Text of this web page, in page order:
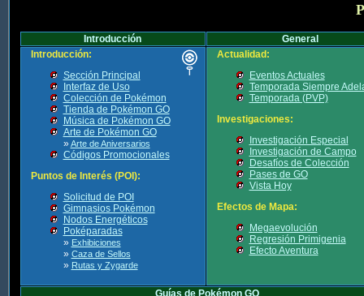
Introducción
General
Introducción:
Sección Principal
Interfaz de Uso
Colección de Pokémon
Tienda de Pokémon GO
Música de Pokémon GO
Arte de Pokémon GO
» Arte de Aniversarios
Códigos Promocionales
Puntos de Interés (POI):
Solicitud de POI
Gimnasios Pokémon
Nodos Energéticos
Poképaradas
» Exhibiciones
» Caza de Sellos
» Rutas y Zygarde
Actualidad:
Eventos Actuales
Temporada Siempre
Temporada (PVP)
Investigaciones:
Investigación Especial
Investigación de Campo
Desafíos de Colección
Pases de GO
Vista Hoy
Efectos de Mapa:
Megaevolución
Regresión Primigenia
Efecto Aventura
Guías de Pokémon GO